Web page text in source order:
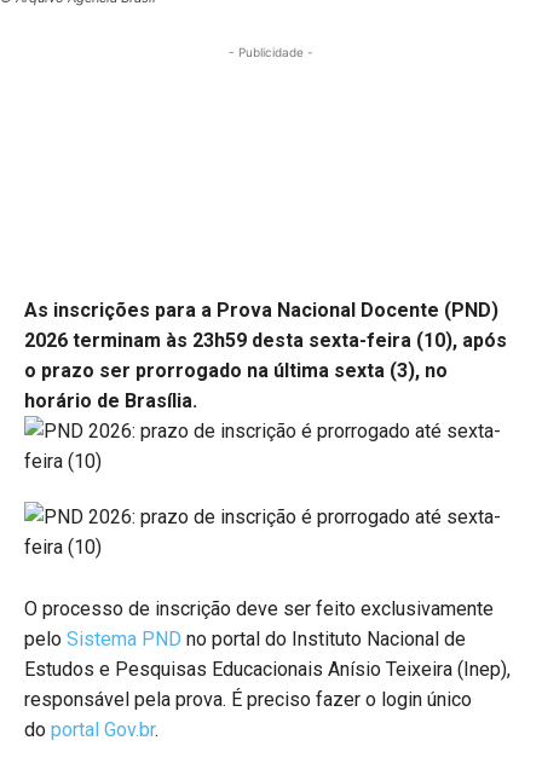
- Publicidade -
As inscrições para a Prova Nacional Docente (PND)
2026 terminam às 23h59 desta sexta-feira (10), após
o prazo ser prorrogado na última sexta (3), no
horário de Brasília.
O processo de inscrição deve ser feito exclusivamente
pelo Sistema PND no portal do Instituto Nacional de
Estudos e Pesquisas Educacionais Anísio Teixeira (Inep),
responsável pela prova. É preciso fazer o login único
do portal Gov.br.